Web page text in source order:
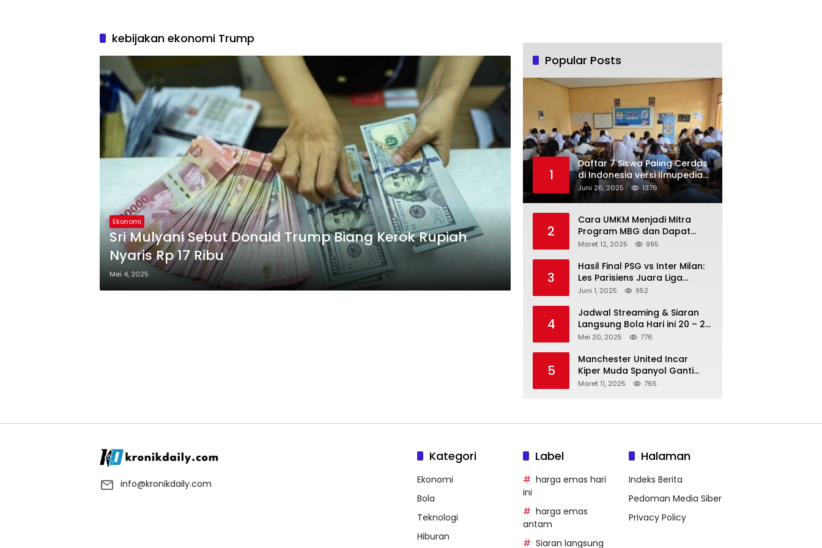
kebijakan ekonomi Trump
Ekonomi
Sri Mulyani Sebut Donald Trump Biang Kerok Rupiah
Nyaris Rp 17 Ribu
Mei 4, 2025
Popular Posts
1
Daftar 7 Siswa Paling Cerdas
di Indonesia versi Ilmupedia
Tryout UTBK 2025
Juni 26, 2025 1376
2
Cara UMKM Menjadi Mitra
Program MBG dan Dapat
Modal Hingga Rp500 Juta
Maret 12, 2025 995
3
Hasil Final PSG vs Inter Milan:
Les Parisiens Juara Liga
Champions 2025 usai Bantai il
Juni 1, 2025 952
4
Jadwal Streaming & Siaran
Langsung Bola Hari ini 20 – 21
Mei 2025: Manchester City vs
Mei 20, 2025 776
5
Manchester United Incar
Kiper Muda Spanyol Ganti
Andre Onana
Maret 11, 2025 765
info@kronikdaily.com
Kategori
Ekonomi
Bola
Teknologi
Hiburan
Label
harga emas hari
ini
harga emas
antam
Siaran langsung
Halaman
Indeks Berita
Pedoman Media Siber
Privacy Policy